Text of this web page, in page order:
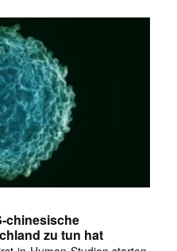
chinesische
zu tun hat